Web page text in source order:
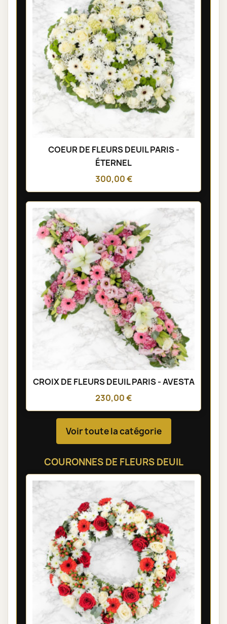
COEUR DE FLEURS DEUIL PARIS -
ÉTERNEL
300,00 €
CROIX DE FLEURS DEUIL PARIS - AVESTA
230,00 €
Voir toute la catégorie
COURONNES DE FLEURS DEUIL